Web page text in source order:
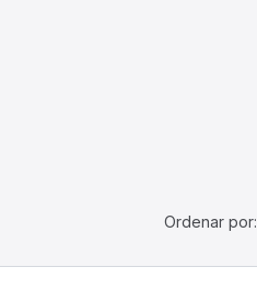
Ordenar por: